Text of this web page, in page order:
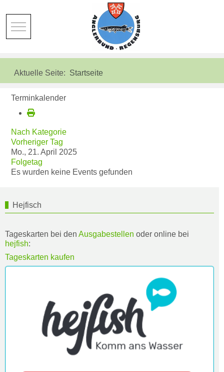
Mobile Menu Toggle
Aktuelle Seite: Startseite
Terminkalender
Nach Kategorie
Vorheriger Tag
Mo., 21. April 2025
Folgetag
Es wurden keine Events gefunden
Hejfisch
Tageskarten bei den Ausgabestellen oder online bei
hejfish:
Tageskarten kaufen